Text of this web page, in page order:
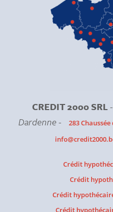
CREDIT 2000 SRL-
Dardenne- 283
Crédit
Crédit
Crédit
Crédit